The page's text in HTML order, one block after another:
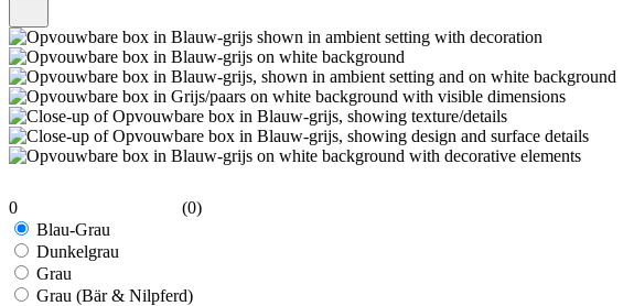
0
(0)
Blau-Grau
Dunkelgrau
Grau
Grau (Bär & Nilpferd)